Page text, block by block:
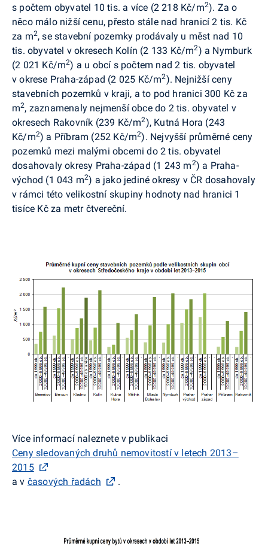
s počtem obyvatel 10 tis. a více (2 218 Kč/m2). Za o
něco málo nižší cenu, přesto stále nad hranicí 2 tis. Kč
za m2, se stavební pozemky prodávaly u měst nad 10
tis. obyvatel v okresech Kolín (2 133 Kč/m2) a Nymburk
(2 021 Kč/m2) a u obcí s počtem nad 2 tis. obyvatel
v okrese Praha-západ (2 025 Kč/m2). Nejnižší ceny
stavebních pozemků v kraji, a to pod hranici 300 Kč za
m2, zaznamenaly nejmenší obce do 2 tis. obyvatel v
okresech Rakovník (239 Kč/m2), Kutná Hora (243
Kč/m2) a Příbram (252 Kč/m2). Nejvyšší průměrné ceny
pozemků mezi malými obcemi do 2 tis. obyvatel
dosahovaly okresy Praha-západ (1 243 m2) a Praha-
východ (1 043 m2) a jako jediné okresy v ČR dosahovaly
v rámci této velikostní skupiny hodnoty nad hranici 1
tisíce Kč za metr čtvereční.
Více informací naleznete v publikaci
Ceny sledovaných druhů nemovitostí v letech 2013–
2015
a v časových řadách .